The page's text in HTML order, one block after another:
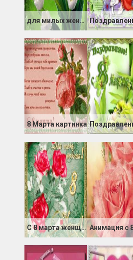
для милых женщин
8 Марта картинка
С 8 марта женщинам